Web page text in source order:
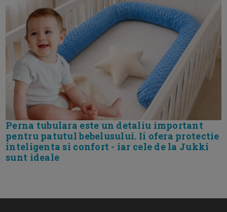
Perna tubulara este un detaliu important
pentru patutul bebelusului. Ii ofera protectie
inteligenta si confort - iar cele de la Jukki
sunt ideale